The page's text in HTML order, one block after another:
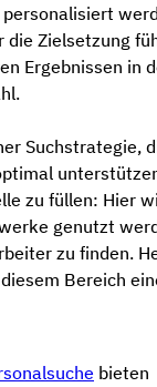
die Zielsetzung
Ergebnissen in
Suchstrategie,
zu füllen: Hier
genutzt
zu finden.
Bereich
bieten